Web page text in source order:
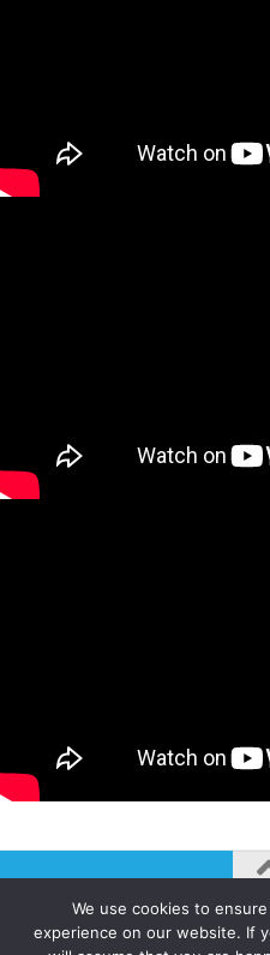
AUTOGIRO/el giro del arte
Rights
We use cookies to
experience on our website. If